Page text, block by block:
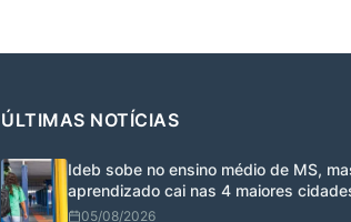
ÚLTIMAS NOTÍCIAS
Ideb sobe no ensino médio de MS,
aprendizado cai nas 4 maiores
05/08/2026